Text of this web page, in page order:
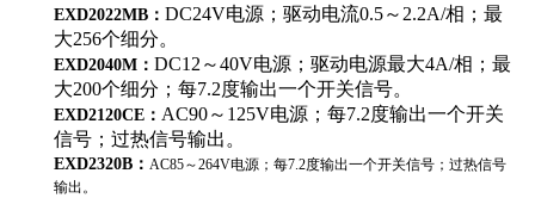
EXD2022MB： DC24V电源；驱动电流0.5～2.2A/相；最
大256个细分。
EXD2040M： DC12～40V电源；驱动电源最大4A/相；最
大200个细分；每7.2度输出一个开关信号。
EXD2120CE： AC90～125V电源；每7.2度输出一个开关
信号；过热信号输出。
EXD2320B： AC85～264V电源；每7.2度输出一个开关信号；过热信号
输出。